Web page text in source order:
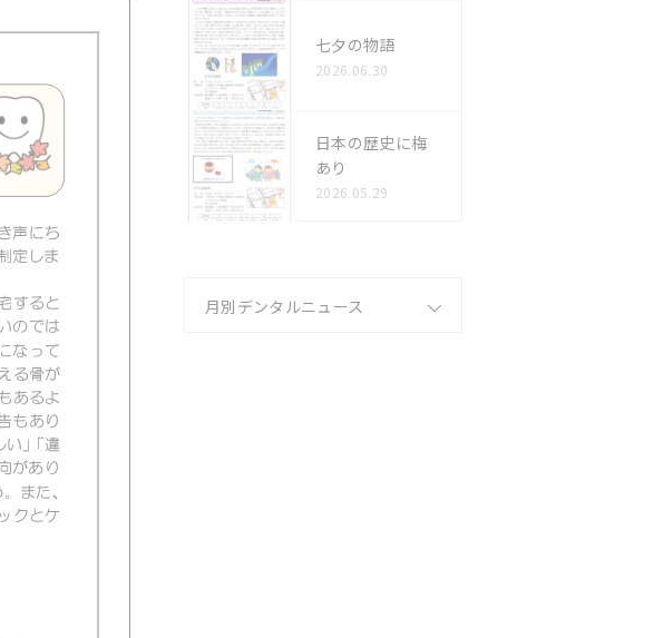
七夕の物語
2026.06.30
日本の歴史に梅
あり
2026.05.29
月別デンタルニュース